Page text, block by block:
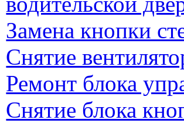
Замена кнопки
Снятие
Ремонт блока
Снятие блока